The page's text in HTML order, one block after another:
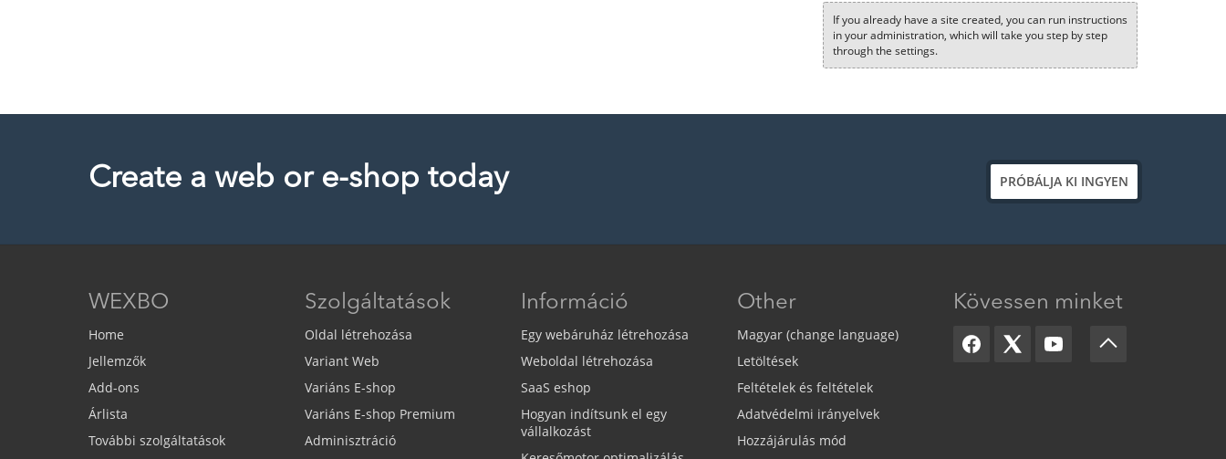
If you already have a site created, you can run instructions
in your administration, which will take you step by step
through the settings.
Create a web or e-shop today PRÓBÁLJA KI INGYEN
WEXBO
Home
Jellemzők
Add-ons
Árlista
További szolgáltatások
Szolgáltatások
Oldal létrehozása
Variant Web
Variáns E-shop
Variáns E-shop Premium
Adminisztráció
Információ
Egy webáruház létrehozása
Weboldal létrehozása
SaaS eshop
Hogyan indítsunk el egy
vállalkozást
Other
Magyar (change language)
Letöltések
Feltételek és feltételek
Adatvédelmi irányelvek
Hozzájárulás mód
Kövessen minket